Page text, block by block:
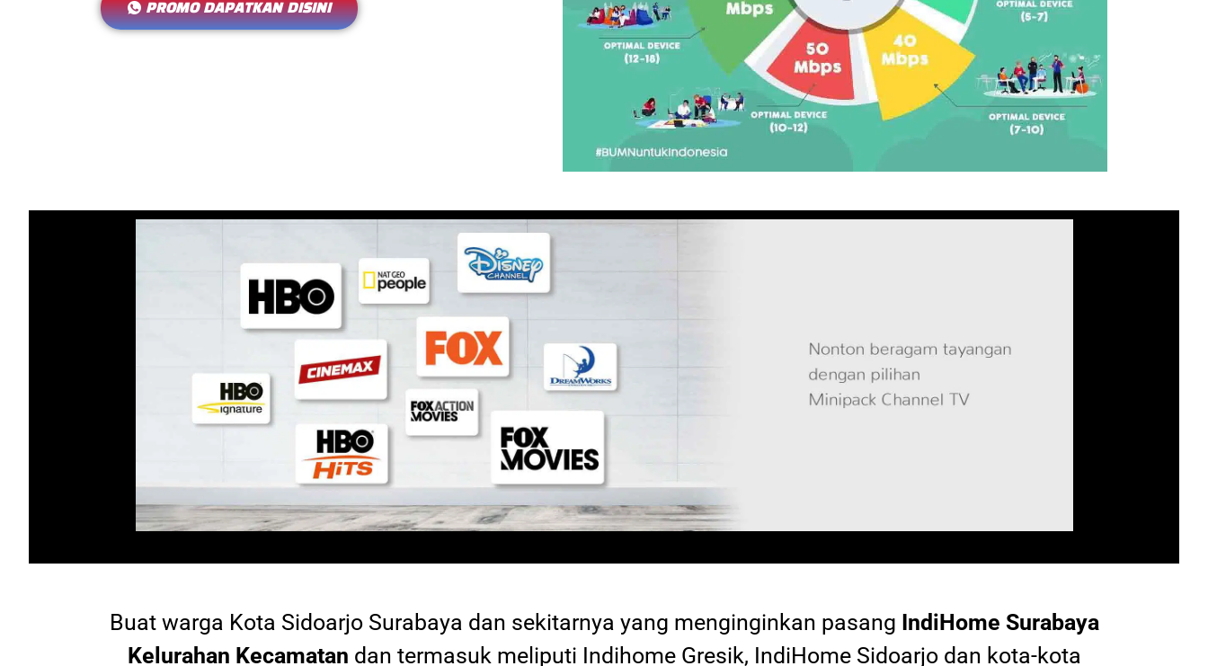
PROMO DAPATKAN DISINI
Buat warga Kota Sidoarjo Surabaya dan sekitarnya yang menginginkan pasang IndiHome Surabaya
Kelurahan Kecamatan dan termasuk meliputi Indihome Gresik, IndiHome Sidoarjo dan kota-kota